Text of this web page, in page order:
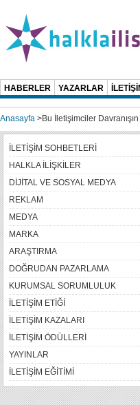
HABERLER YAZARLAR
Anasayfa >Bu İletişimciler
İLETİŞİM SOHBETLERİ
HALKLA İLİŞKİLER
DİJİTAL VE SOSYAL MEDYA
REKLAM
MEDYA
MARKA
ARAŞTIRMA
DOĞRUDAN PAZARLAMA
KURUMSAL SORUMLULUK
İLETİŞİM ETİĞİ
İLETİŞİM KAZALARI
İLETİŞİM ÖDÜLLERİ
YAYINLAR
İLETİŞİM EĞİTİMİ